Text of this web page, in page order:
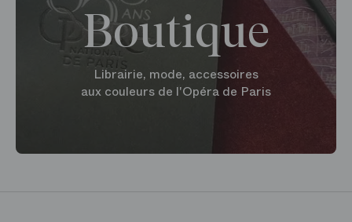
Boutique
Librairie, mode, accessoires
aux couleurs de l'Opéra de Paris